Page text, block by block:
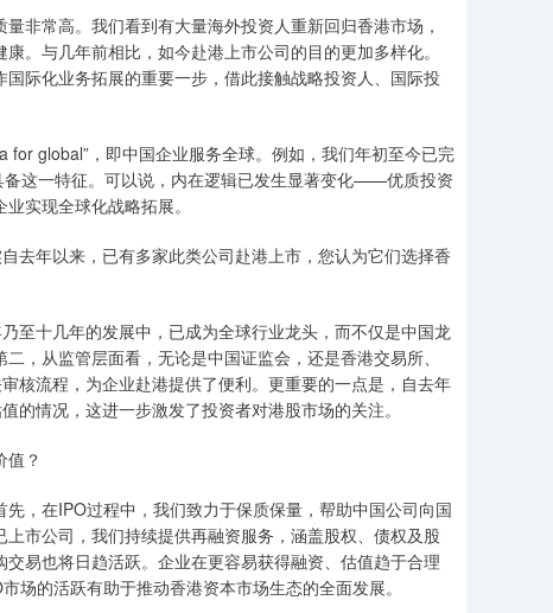
非常高。我们看到有大量海外投资人重新回归香港市场，
。与几年前相比，如今赴港上市公司的目的更加多样化。
际化业务拓展的重要一步，借此接触战略投资人、国际投
global”，即中国企业服务全球。例如，我们年初至今已完
这一特征。可以说，内在逻辑已发生显著变化——优质投资
实现全球化战略拓展。
去年以来，已有多家此类公司赴港上市，您认为它们选择香
至十几年的发展中，已成为全球行业龙头，而不仅是中国龙
，从监管层面看，无论是中国证监会，还是香港交易所、
核流程，为企业赴港提供了便利。更重要的一点是，自去年
的情况，这进一步激发了投资者对港股市场的关注。
值？
，在IPO过程中，我们致力于保质保量，帮助中国公司向国
市公司，我们持续提供再融资服务，涵盖股权、债权及股
易也将日趋活跃。企业在更容易获得融资、估值趋于合理
场的活跃有助于推动香港资本市场生态的全面发展。